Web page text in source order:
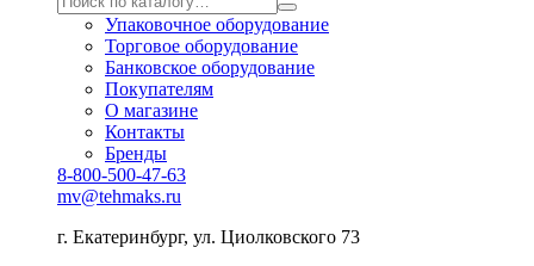
Упаковочное оборудование
Торговое оборудование
Банковское оборудование
Покупателям
О магазине
Контакты
Бренды
8-800-500-47-63
mv@tehmaks.ru
г. Екатеринбург, ул. Циолковского 73